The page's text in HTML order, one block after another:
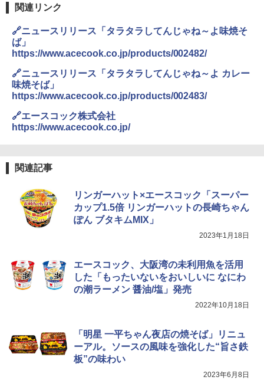
3
高効率 15L 一人暮らし 二人暮らし スチ
能 自動メニュー33種 簡単お手入れ グレ
4
TOSHIBA(東芝) スチームオーブンレン
￥40,037
クション トースト機能
￥44,800
関連リンク
🔗ニュースリリース「タラタラしてんじゃね～よ味焼そ
ば」
https://www.acecook.co.jp/products/002482/
🔗ニュースリリース「タラタラしてんじゃね～よ カレー
味焼そば」
https://www.acecook.co.jp/products/002483/
🔗エースコック株式会社
https://www.acecook.co.jp/
関連記事
リンガーハット×エースコック「スーパー
カップ1.5倍 リンガーハットの長崎ちゃん
ぽん ブタキムMIX」
2023年1月18日
エースコック、大阪湾の未利用魚を活用
した「もったいないをおいしいに なにわ
の潮ラーメン 醤油/塩」発売
2022年10月18日
「明星 一平ちゃん夜店の焼そば」リニュ
ーアル。ソースの風味を強化した“旨さ鉄
板”の味わい
2023年6月8日